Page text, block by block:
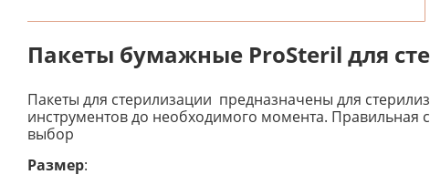
Пакеты бумажные ProSteril для
Пакеты для стерилизации предназначены для
инструментов до необходимого момента.
выбор
Размер: